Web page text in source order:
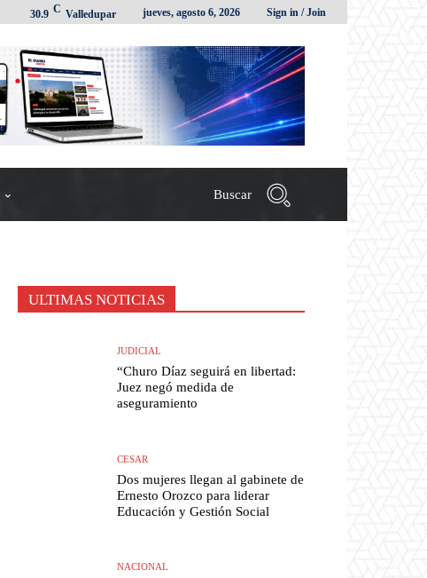
30.9 C Valledupar jueves, agosto 6, 2026 Sign in / Join
Buscar
ULTIMAS NOTICIAS
JUDICIAL
“Churo Díaz seguirá en libertad:
Juez negó medida de
aseguramiento
CESAR
Dos mujeres llegan al gabinete de
Ernesto Orozco para liderar
Educación y Gestión Social
NACIONAL